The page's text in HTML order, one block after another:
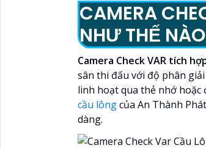
CAMERA
NHƯ THẾ NÀO
Camera Check VAR tích
sân thi đấu với độ phân
linh hoạt qua thẻ nhớ
cầu lôngcủa An Thành
dàng.